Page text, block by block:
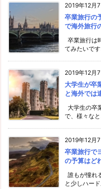
2019年12月7
卒業旅行の
で海外旅行
卒業旅行は
てみたいで
2019年12月7
大学生が卒
と海外では
大学生の卒
で、様々な
2019年12月7
卒業旅行で
の予算はど
誰もが憧れ
と少しハー